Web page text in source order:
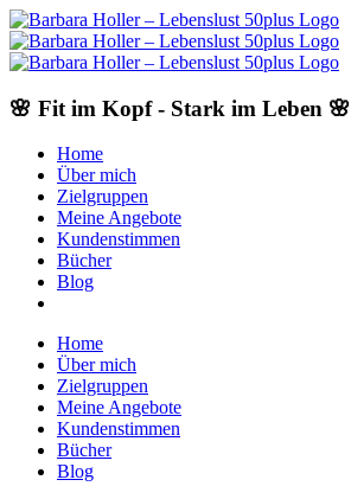
Skip
to
content
🌸 Fit im Kopf - Stark im Leben 🌸
Home
Über mich
Zielgruppen
Meine Angebote
Kundenstimmen
Bücher
Blog
Home
Über mich
Zielgruppen
Meine Angebote
Kundenstimmen
Bücher
Blog